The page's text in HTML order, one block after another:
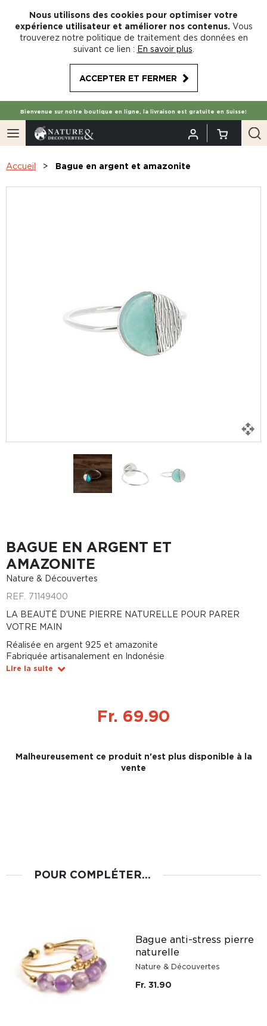
Nous utilisons des cookies pour optimiser votre
expérience utilisateur et améliorer nos contenus. Vous
trouverez notre politique de traitement des données en
suivant ce lien : En savoir plus
ACCEPTER ET FERMER
Bienvenue sur notre boutique en ligne, la livraison est gratuite en Suisse!
Accueil Bague en argent et amazonite
BAGUE EN ARGENT ET
AMAZONITE
Nature & Découvertes
REF. 71149400
LA BEAUTÉ D'UNE PIERRE NATURELLE POUR PARER
VOTRE MAIN
Réalisée en argent 925 et amazonite
Fabriquée artisanalement en Indonésie
Lire la suite
Fr. 69.90
Malheureusement ce produit n'est plus disponible à la
vente
POUR COMPLÉTER...
Bague anti-stress pierre
naturelle
Nature & Découvertes
Fr. 31.90